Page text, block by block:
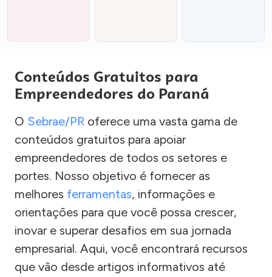
Conteúdos Gratuitos para
Empreendedores do Paraná
O Sebrae/PR oferece uma vasta gama de
conteúdos gratuitos para apoiar
empreendedores de todos os setores e
portes. Nosso objetivo é fornecer as
melhores ferramentas, informações e
orientações para que você possa crescer,
inovar e superar desafios em sua jornada
empresarial. Aqui, você encontrará recursos
que vão desde artigos informativos até